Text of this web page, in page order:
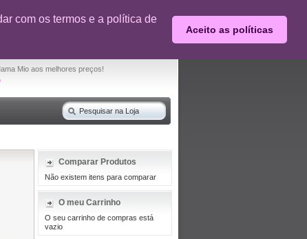
com os termos e a política de
Aceito as políticas
desconto em produtos selecionados
Mio aos melhores preços!
Comparar Produtos
Não existem itens para comparar
O meu Carrinho
O seu carrinho de compras está
vazio